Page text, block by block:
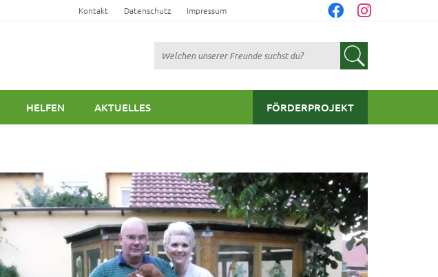
Kontakt Datenschutz Impressum
Suchen
HELFEN AKTUELLES FÖRDERPROJEKT